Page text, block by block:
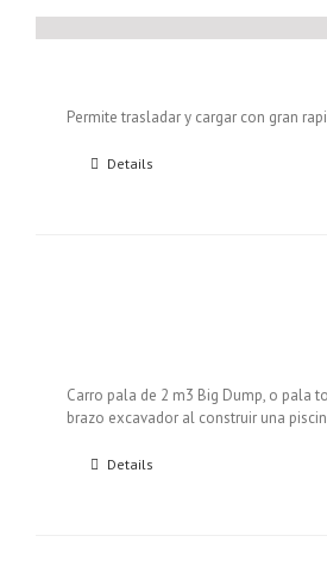
Permite trasladar y cargar con gran
Details
Carro pala de 2 m3 Big Dump, o pala
brazo excavador al construir una
Details